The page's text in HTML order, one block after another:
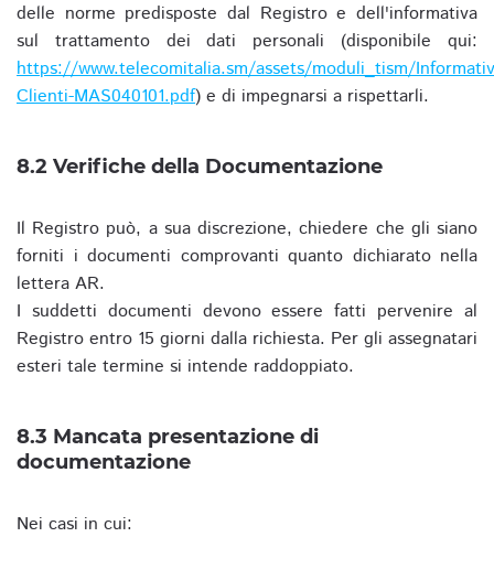
delle norme predisposte dal Registro e dell'informativa
sul trattamento dei dati personali (disponibile qui:
https://www.telecomitalia.sm/assets/moduli_tism/
Clienti-MAS040101.pdf) e di impegnarsi a rispettarli.
8.2 Verifiche della Documentazione
Il Registro può, a sua discrezione, chiedere che gli siano
forniti i documenti comprovanti quanto dichiarato nella
lettera AR.
I suddetti documenti devono essere fatti pervenire al
Registro entro 15 giorni dalla richiesta. Per gli assegnatari
esteri tale termine si intende raddoppiato.
8.3 Mancata presentazione di
documentazione
Nei casi in cui: